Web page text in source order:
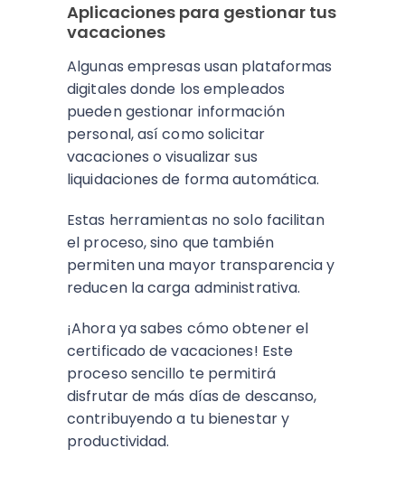
Aplicaciones para gestionar tus
vacaciones
Algunas empresas usan plataformas
digitales donde los empleados
pueden gestionar información
personal, así como solicitar
vacaciones o visualizar sus
liquidaciones de forma automática.
Estas herramientas no solo facilitan
el proceso, sino que también
permiten una mayor transparencia y
reducen la carga administrativa.
¡Ahora ya sabes cómo obtener el
certificado de vacaciones! Este
proceso sencillo te permitirá
disfrutar de más días de descanso,
contribuyendo a tu bienestar y
productividad.